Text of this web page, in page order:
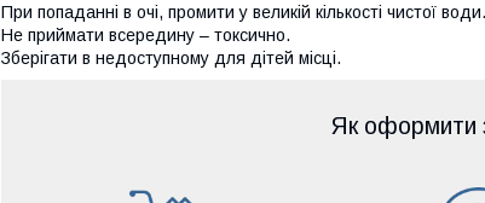
При попаданні в очі, промити у великій кількості чистої води.
Не приймати всередину – токсично.
Зберігати в недоступному для дітей місці.
Як оформити